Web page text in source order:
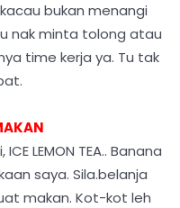
bukan menangi
nak minta tolong atau
time kerja ya. Tu tak
LEMON TEA.. Banana
saya. Sila.belanja
makan. Kot-kot leh